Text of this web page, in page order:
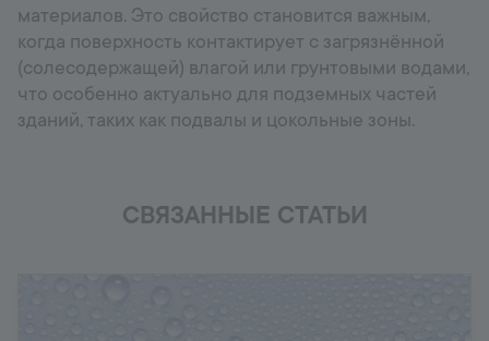
материалов. Это свойство становится важным,
когда поверхность контактирует с загрязнённой
(солесодержащей) влагой или грунтовыми водами,
что особенно актуально для подземных частей
зданий, таких как подвалы и цокольные зоны.
СВЯЗАННЫЕ СТАТЬИ